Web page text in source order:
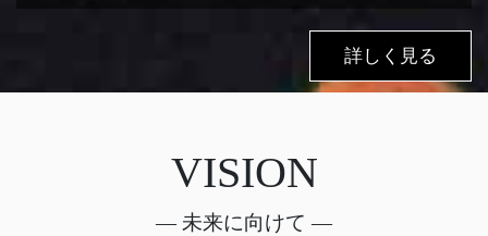
詳しく見る
VISION
― 未来に向けて ―